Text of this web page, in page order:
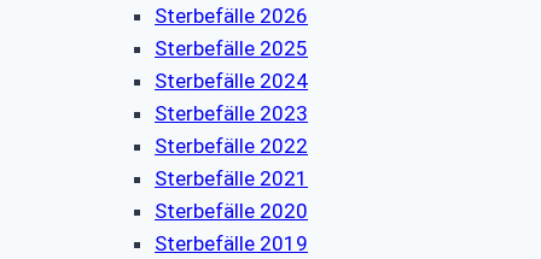
Sterbefälle 2026
Sterbefälle 2025
Sterbefälle 2024
Sterbefälle 2023
Sterbefälle 2022
Sterbefälle 2021
Sterbefälle 2020
Sterbefälle 2019